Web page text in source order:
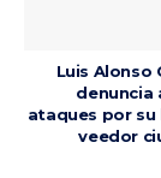
Luis Alonso
denuncia
ataques por su
veedor